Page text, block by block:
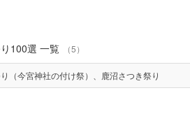
100選 一覧 （5）
（今宮神社の付け祭）、鹿沼さつき祭り